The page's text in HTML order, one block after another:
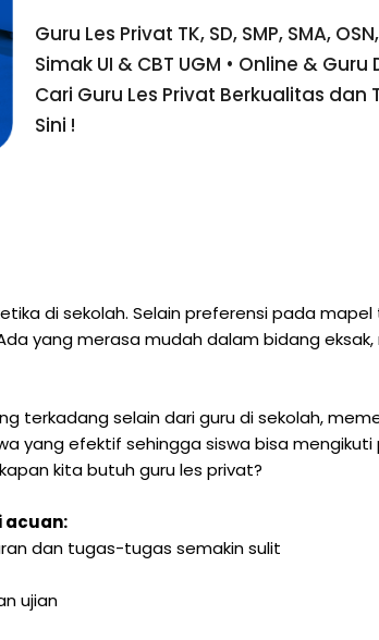
Guru Les Privat TK, SD, SMP, SMA,
Simak UI & CBT UGM • Online &
Cari Guru Les Privat Berkualitas dan
Sini !
di sekolah. Selain preferensi pada
yang merasa mudah dalam bidang
terkadang selain dari guru di sekolah,
yang efektif sehingga siswa bisa
kita butuh guru les privat?
acuan:
dan tugas-tugas semakin sulit
ujian